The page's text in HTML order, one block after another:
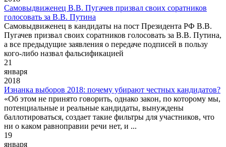
Самовыдвиженец В.В. Пугачев призвал своих соратников
голосовать за В.В. Путина
Самовыдвиженец в кандидаты на пост Президента РФ В.В.
Пугачев призвал своих соратников голосовать за В.В. Путина,
а все предыдущие заявления о передаче подписей в пользу
кого-либо назвал фальсификацией
21
января
2018
Изнанка выборов 2018: почему убирают честных кандидатов?
«Об этом не принято говорить, однако закон, по которому мы,
потенциальные и реальные кандидаты, вынуждены
баллотироваться, создает такие фильтры для участников, что
ни о каком равноправии речи нет, и ...
19
января